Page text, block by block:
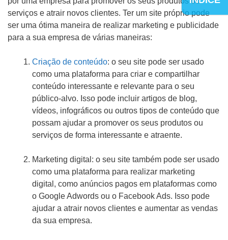
serviços e atrair novos clientes. Ter um site próprio pode
ser uma ótima maneira de realizar marketing e publicidade
para a sua empresa de várias maneiras:
Criação de conteúdo: o seu site pode ser usado
como uma plataforma para criar e compartilhar
conteúdo interessante e relevante para o seu
público-alvo. Isso pode incluir artigos de blog,
vídeos, infográficos ou outros tipos de conteúdo que
possam ajudar a promover os seus produtos ou
serviços de forma interessante e atraente.
Marketing digital: o seu site também pode ser usado
como uma plataforma para realizar marketing
digital, como anúncios pagos em plataformas como
o Google Adwords ou o Facebook Ads. Isso pode
ajudar a atrair novos clientes e aumentar as vendas
da sua empresa.